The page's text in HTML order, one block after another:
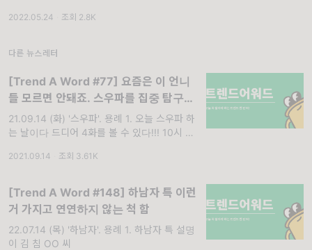
고 해요...! 지난 한 주간 너무 바빴는데요...! 이
2022.05.24 조회 2.8K
다른 뉴스레터
[Trend A Word #77] 요즘은 이 언니
들 모르면 안돼죠. 스우파를 집중 탐구해
보자.
21.09.14 (화) '스우파'. 용례 1. 오늘 스우파 하
는 날이다 드디어 4화를 볼 수 있다!!! 10시 20
거짓말 안하고 스우파 댄서들 다 너무 취저다.
2021.09.14 조회 3.61K
[Trend A Word #148] 하남자 특 이런
거 가지고 연연하지 않는 척 함
22.07.14 (목) '하남자'. 용례 1. 하남자 특 설명
이 김 침 OO 씨